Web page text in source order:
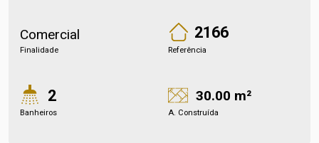
Comercial
Finalidade
2166
Referência
2
Banheiros
30.00 m²
A. Construída